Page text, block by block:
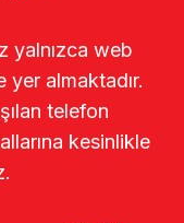
yalnızca web
yer almaktadır.
telefon
kesinlikle